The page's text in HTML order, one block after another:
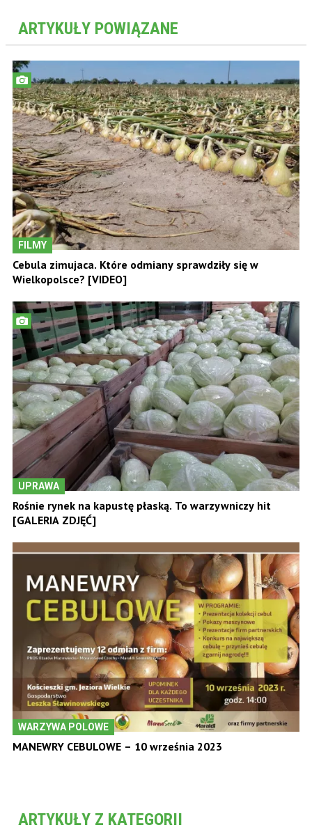
ARTYKUŁY POWIĄZANE
FILMY
Cebula zimujaca. Które odmiany sprawdziły się w
Wielkopolsce? [VIDEO]
UPRAWA
Rośnie rynek na kapustę płaską. To warzywniczy hit
[GALERIA ZDJĘĆ]
WARZYWA POLOWE
MANEWRY CEBULOWE – 10 września 2023
ARTYKUŁY Z KATEGORII